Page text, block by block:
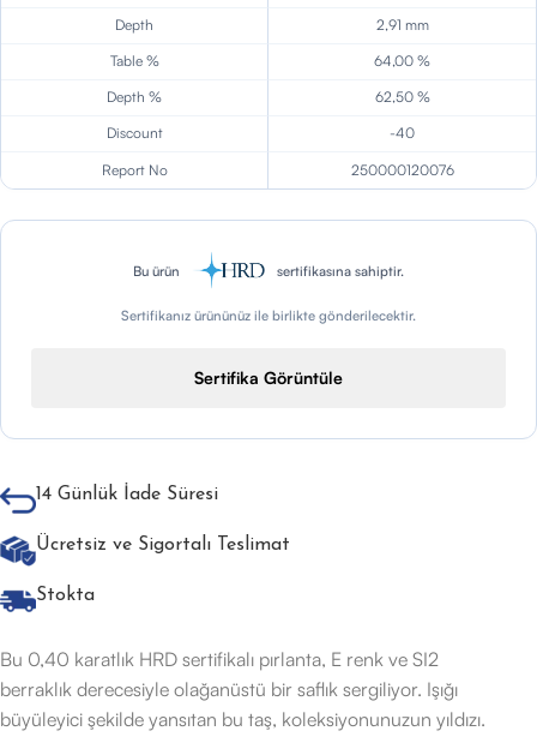
Depth
2,91 mm
Table %
64,00 %
Depth %
62,50 %
Discount
-40
Report No 250000120076
Bu ürün sertifikasına sahiptir.
Sertifikanız ürününüz ile birlikte gönderilecektir.
Sertifika Görüntüle
14 Günlük İade Süresi
Ücretsiz ve Sigortalı Teslimat
Stokta
Bu 0,40 karatlık HRD sertifikalı pırlanta, E renk ve SI2
berraklık derecesiyle olağanüstü bir saflık sergiliyor. Işığı
büyüleyici şekilde yansıtan bu taş, koleksiyonunuzun yıldızı.